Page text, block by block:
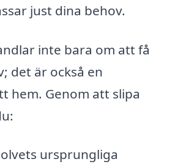
just dina behov.
inte bara om att få
det är också en
hem. Genom att slipa
ursprungliga